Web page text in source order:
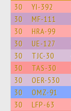
30 YI-392
30 MF-111
30 HRA-99
30 UE-127
30 TJC-30
30 TAS-30
30 OER-530
30 OMZ-91
30 LFP-63